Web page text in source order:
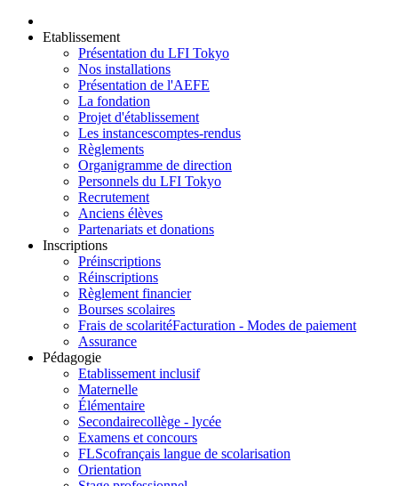
Etablissement
Présentation du LFI Tokyo
Nos installations
Présentation de l'AEFE
La fondation
Projet d'établissement
Les instancescomptes-rendus
Règlements
Organigramme de direction
Personnels du LFI Tokyo
Recrutement
Anciens élèves
Partenariats et donations
Inscriptions
Préinscriptions
Réinscriptions
Règlement financier
Bourses scolaires
Frais de scolaritéFacturation - Modes de paiement
Assurance
Pédagogie
Etablissement inclusif
Maternelle
Élémentaire
Secondairecollège - lycée
Examens et concours
FLScofrançais langue de scolarisation
Orientation